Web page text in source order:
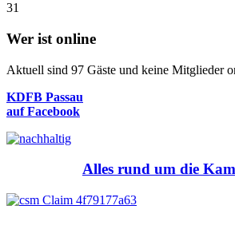
31
Wer ist online
Aktuell sind 97 Gäste und keine Mitglieder
KDFB Passau
auf Facebook
Alles rund um die